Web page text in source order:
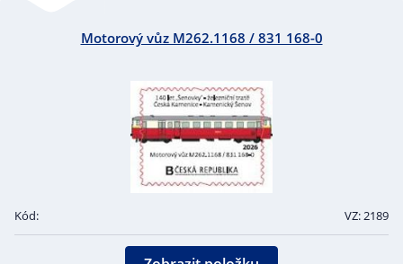
Motorový vůz M262.1168 / 831 168-0
Kód: VZ: 2189